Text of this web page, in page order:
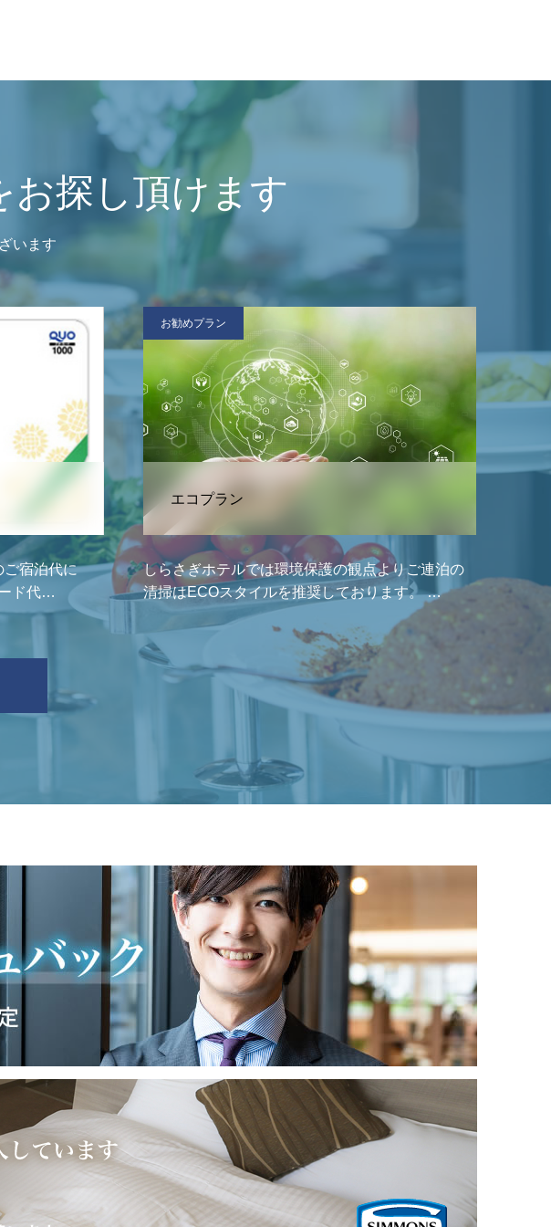
お探し頂けます
います
ご宿泊代に
ド代…
お勧めプラン
エコプラン
しらさぎホテルでは環境保護の観点よりご連泊の
清掃はECOスタイルを推奨しております。 …